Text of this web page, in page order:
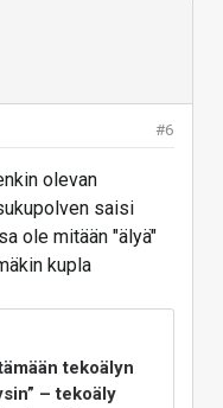
#6
olevan
saisi
ole mitään "älyä"
kupla
tekoälyn
– tekoäly